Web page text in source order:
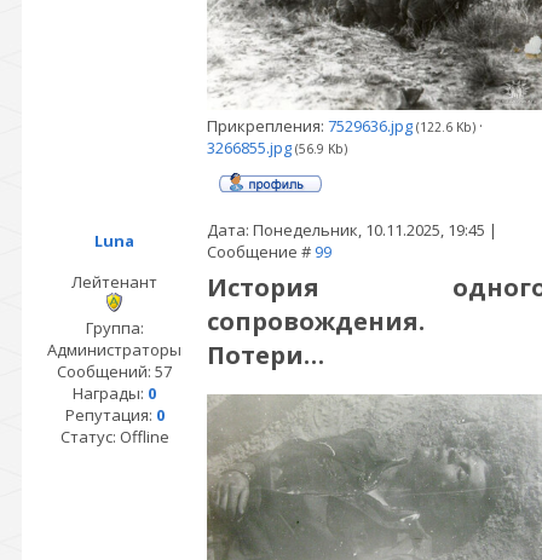
Прикрепления: 7529636.jpg (122.6 Kb) ·
3266855.jpg (56.9 Kb)
Luna
Дата: Понедельник, 10.11.2025, 19:45 |
Сообщение # 99
Лейтенант
Группа:
Администраторы
Сообщений: 57
Награды: 0
Репутация: 0
Статус: Offline
История
сопровождения.
Потери…